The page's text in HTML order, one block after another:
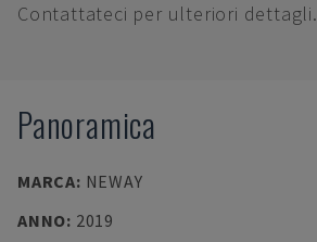
Contattateci per ulteriori dettagli.
Panoramica
MARCA: NEWAY
ANNO: 2019